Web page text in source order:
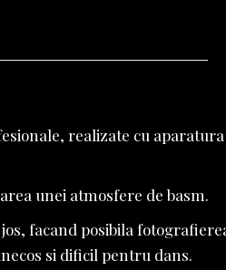
realizate cu
unei atmosfere de basm.
facand posibila
si dificil pentru dans.